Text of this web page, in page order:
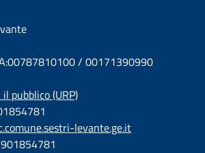
/ 00171390990
pubblico (URP)
levante.ge.it